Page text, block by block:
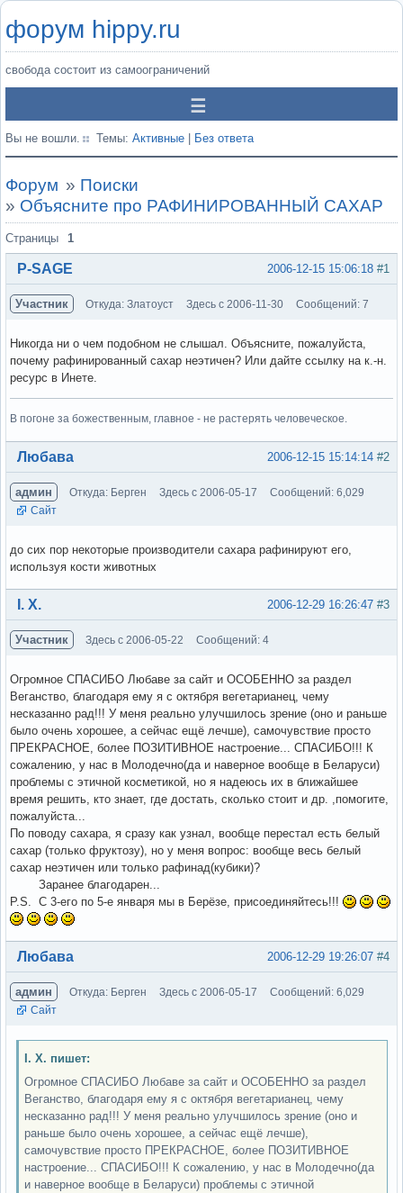
форум hippy.ru
свобода состоит из самоограничений
Вы не вошли. Темы: Активные Без ответа
Форум » Поиски
» Объясните про РАФИНИРОВАННЫЙ САХАР
Страницы 1
#1
2006-12-15 15:06:18
P-SAGE
Участник Откуда: Златоуст Здесь с 2006-11-30 Сообщений: 7
Никогда ни о чем подобном не слышал. Объясните, пожалуйста,
почему рафинированный сахар неэтичен? Или дайте ссылку на к.-н.
ресурс в Инете.
В погоне за божественным, главное - не растерять человеческое.
Вне форума #2
2006-12-15 15:14:14
Любава
админ Откуда: Берген Здесь с 2006-05-17
Сообщений: 6,029
Сайт
до сих пор некоторые производители сахара рафинируют его,
используя кости животных
Вне форума #3
2006-12-29 16:26:47
І. Х.
Участник Здесь с 2006-05-22 Сообщений: 4
Огромное СПАСИБО Любаве за сайт и ОСОБЕННО за раздел
Веганство, благодаря ему я с октября вегетарианец, чему
несказанно рад!!! У меня реально улучшилось зрение (оно и раньше
было очень хорошее, а сейчас ещё лечше), самочувствие просто
ПРЕКРАСНОЕ, более ПОЗИТИВНОЕ настроение... СПАСИБО!!! К
сожалению, у нас в Молодечно(да и наверное вообще в Беларуси)
проблемы с этичной косметикой, но я надеюсь их в ближайшее
время решить, кто знает, где достать, сколько стоит и др. ,помогите,
пожалуйста...
По поводу сахара, я сразу как узнал, вообще перестал есть белый
сахар (только фруктозу), но у меня вопрос: вообще весь белый
сахар неэтичен или только рафинад(кубики)?
Заранее благодарен...
P.S. C 3-его по 5-е января мы в Берёзе, присоединяйтесь!!!
Вне форума #4
2006-12-29 19:26:07
Любава
админ Откуда: Берген Здесь с 2006-05-17
Сообщений: 6,029
Сайт
І. Х. пишет:
Огромное СПАСИБО Любаве за сайт и ОСОБЕННО за раздел
Веганство, благодаря ему я с октября вегетарианец, чему
несказанно рад!!! У меня реально улучшилось зрение (оно и
раньше было очень хорошее, а сейчас ещё лечше),
самочувствие просто ПРЕКРАСНОЕ, более ПОЗИТИВНОЕ
настроение... СПАСИБО!!! К сожалению, у нас в Молодечно(да
и наверное вообще в Беларуси) проблемы с этичной